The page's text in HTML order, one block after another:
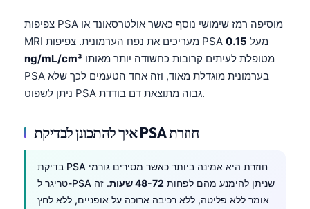
צפיפות PSA מוסיפה רמז שימושי נוסף כאשר אולטרסאונד או
MRI מעריכים את נפח הערמונית. צפיפות PSA מעל 0.15
ng/mL/cm³
PSA בערמונית מוגדלת מאוד, וזה אחד הטעמים לכך שלא
ניתן לשפוט PSA גבוה מתוצאת דם בודדת.
איך להתכונן לבדיקת PSA חוזרת
בדיקת PSA חוזרת היא אמינה ביותר כאשר מסירים גורמי
טריגר ל-PSA שניתן להימנע מהם לפחות 48-72 שעות
. זה
אומר ללא פליטה, ללא רכיבה ארוכה על אופניים, ללא לחץ
Татар теле
Беларуская мова
Frysk
Norsk bokmål